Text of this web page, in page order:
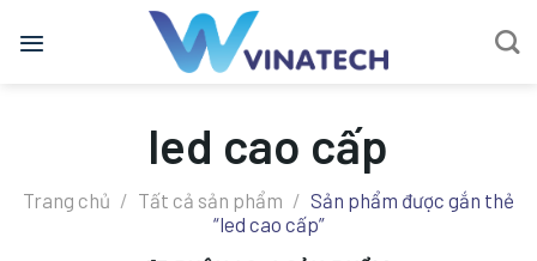
qua
led cao cấp
Trang chủ / Tất cả sản phẩm / Sản phẩm được gắn thẻ
“led cao cấp”